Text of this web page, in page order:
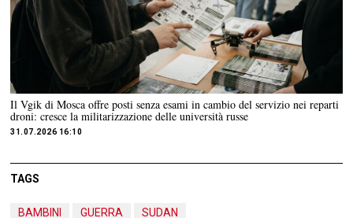
Il Vgik di Mosca offre posti senza esami in cambio del servizio nei reparti
droni: cresce la militarizzazione delle università russe
31.07.2026 16:10
TAGS
BAMBINI GUERRA SUDAN